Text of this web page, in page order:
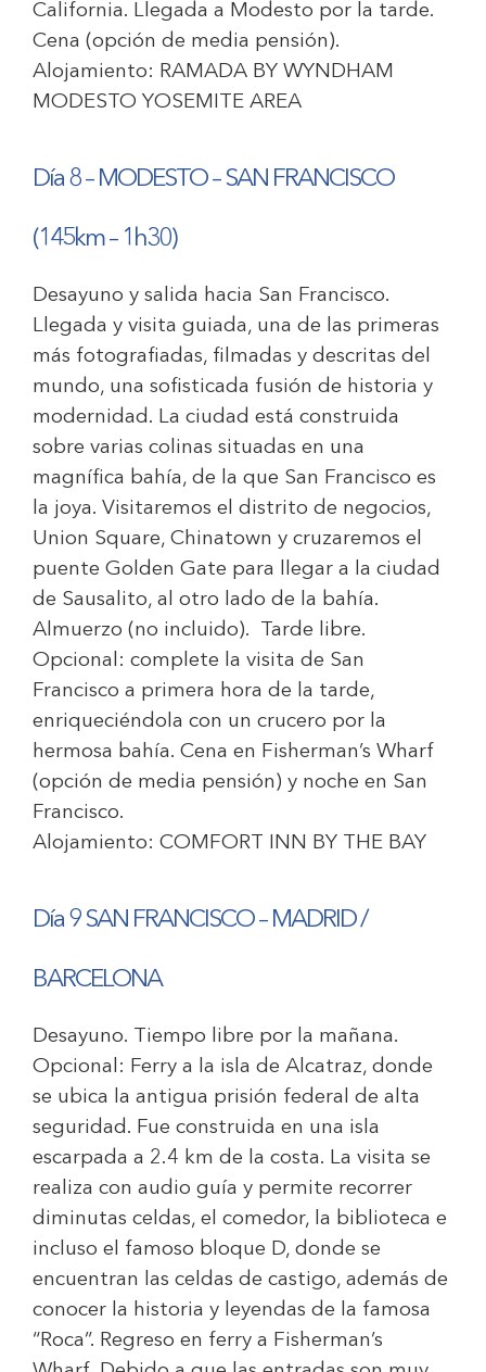
California. Llegada a Modesto por la tarde.
Cena (opción de media pensión).
Alojamiento: RAMADA BY WYNDHAM
MODESTO YOSEMITE AREA
Día 8 – MODESTO – SAN FRANCISCO
(145km – 1h30)
Desayuno y salida hacia San Francisco.
Llegada y visita guiada, una de las primeras
más fotografiadas, filmadas y descritas del
mundo, una sofisticada fusión de historia y
modernidad. La ciudad está construida
sobre varias colinas situadas en una
magnífica bahía, de la que San Francisco es
la joya. Visitaremos el distrito de negocios,
Union Square, Chinatown y cruzaremos el
puente Golden Gate para llegar a la ciudad
de Sausalito, al otro lado de la bahía.
Almuerzo (no incluido). Tarde libre.
Opcional: complete la visita de San
Francisco a primera hora de la tarde,
enriqueciéndola con un crucero por la
hermosa bahía. Cena en Fisherman’s Wharf
(opción de media pensión) y noche en San
Francisco.
Alojamiento: COMFORT INN BY THE BAY
Día 9SAN FRANCISCO – MADRID /
BARCELONA
Desayuno. Tiempo libre por la mañana.
Opcional: Ferry a la isla de Alcatraz, donde
se ubica la antigua prisión federal de alta
seguridad. Fue construida en una isla
escarpada a 2.4 km de la costa. La visita se
realiza con audio guía y permite recorrer
diminutas celdas, el comedor, la biblioteca e
incluso el famoso bloque D, donde se
encuentran las celdas de castigo, además de
conocer la historia y leyendas de la famosa
“Roca”. Regreso en ferry a Fisherman’s